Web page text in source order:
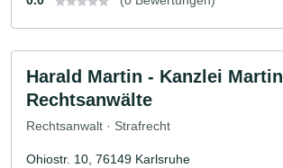
Harald Martin - Kanzlei Martin
Rechtsanwälte
Rechtsanwalt · Strafrecht
Ohiostr. 10, 76149 Karlsruhe